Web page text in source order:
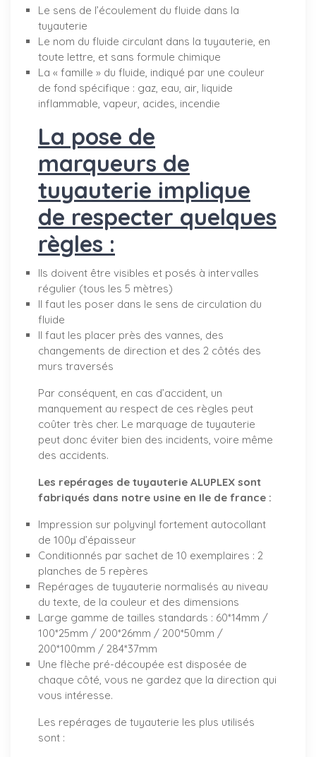
Le sens de l’écoulement du fluide dans la
tuyauterie
Le nom du fluide circulant dans la tuyauterie, en
toute lettre, et sans formule chimique
La « famille » du fluide, indiqué par une couleur
de fond spécifique : gaz, eau, air, liquide
inflammable, vapeur, acides, incendie
La pose de
marqueurs de
tuyauterie implique
de respecter quelques
règles :
Ils doivent être visibles et posés à intervalles
régulier (tous les 5 mètres)
Il faut les poser dans le sens de circulation du
fluide
Il faut les placer près des vannes, des
changements de direction et des 2 côtés des
murs traversés
Par conséquent, en cas d’accident, un
manquement au respect de ces règles peut
coûter très cher. Le marquage de tuyauterie
peut donc éviter bien des incidents, voire même
des accidents.
Les repérages de tuyauterie ALUPLEX sont
fabriqués dans notre usine en Ile de france :
Impression sur polyvinyl fortement autocollant
de 100µ d’épaisseur
Conditionnés par sachet de 10 exemplaires : 2
planches de 5 repères
Repérages de tuyauterie normalisés au niveau
du texte, de la couleur et des dimensions
Large gamme de tailles standards : 60*14mm /
100*25mm / 200*26mm / 200*50mm /
200*100mm / 284*37mm
Une flèche pré-découpée est disposée de
chaque côté, vous ne gardez que la direction qui
vous intéresse.
Les repérages de tuyauterie les plus utilisés
sont :